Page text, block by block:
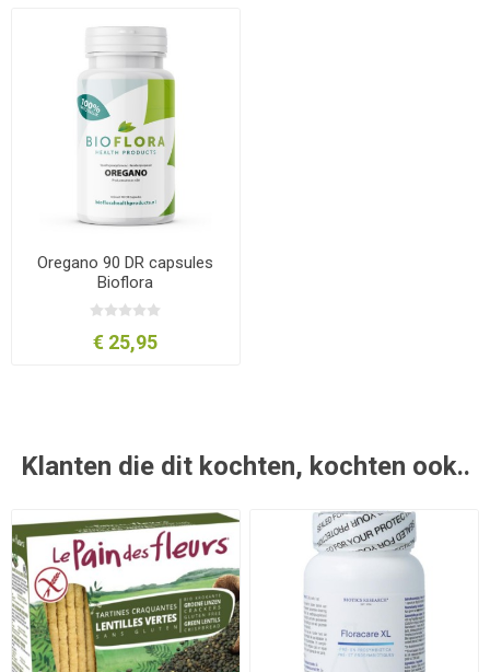
Oregano 90 DR capsules
Bioflora
€ 25,95
Klanten die dit kochten, kochten ook..